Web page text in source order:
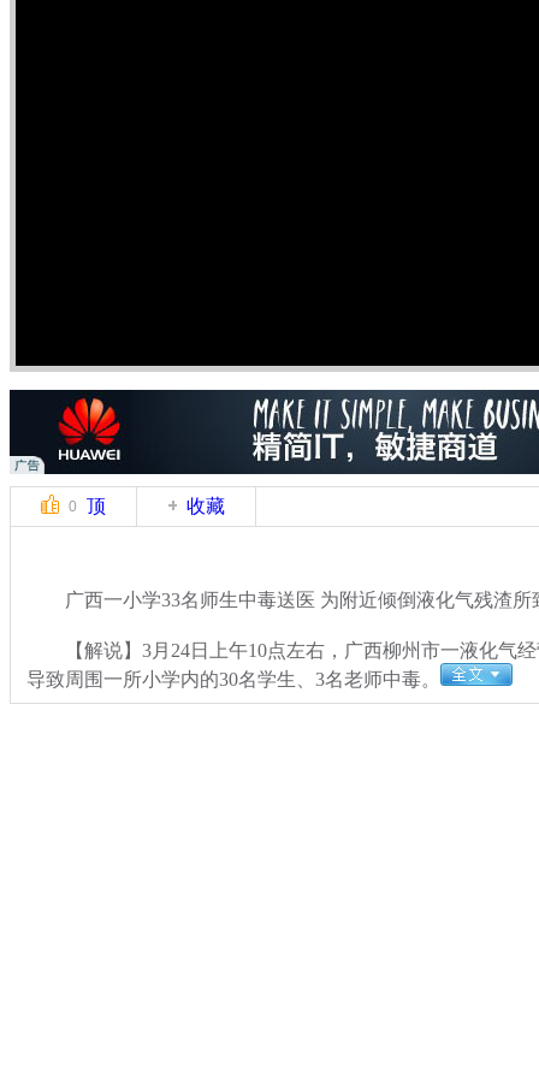
0 顶 收藏
广西一小学33名师生中毒送医 为附近倾倒液化气残渣所
【解说】3月24日上午10点左右，广西柳州市一液化气经
导致周围一所小学内的30名学生、3名老师中毒。